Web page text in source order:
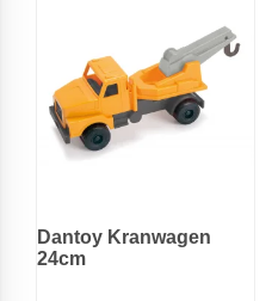
Dantoy Kranwagen
24cm